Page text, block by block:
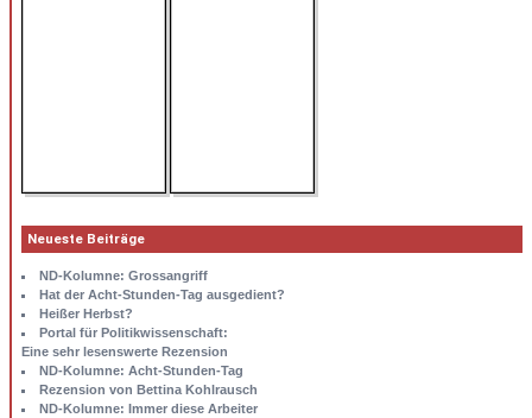
Neueste Beiträge
ND-Kolumne: Grossangriff
Hat der Acht-Stunden-Tag ausgedient?
Heißer Herbst?
Portal für Politikwissenschaft:
Eine sehr lesenswerte Rezension
ND-Kolumne: Acht-Stunden-Tag
Rezension von Bettina Kohlrausch
ND-Kolumne: Immer diese Arbeiter